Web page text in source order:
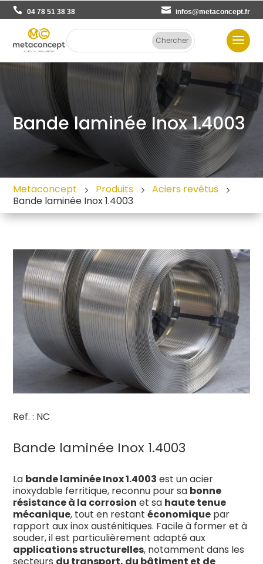
04 78 51 38 38 infos@metaconcept.fr
Bande laminée Inox 1.4003
Metaconcept Produits
Aciers revêtus
Bande laminée Inox 1.4003
Ref. : NC
Bande laminée Inox 1.4003
La bande laminée Inox 1.4003 est un acier
inoxydable ferritique, reconnu pour sa bonne
résistance à la corrosion et sa haute tenue
mécanique, tout en restantéconomique par
rapport aux inox austénitiques. Facile à former et à
souder, il est particulièrement adapté aux
applications structurelles, notamment dans les